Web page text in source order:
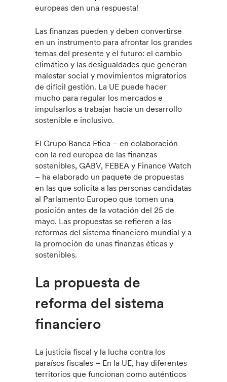
europeas den una respuesta!
Las finanzas pueden y deben convertirse
en un instrumento para afrontar los grandes
temas del presente y el futuro: el cambio
climático y las desigualdades que generan
malestar social y movimientos migratorios
de difícil gestión. La UE puede hacer
mucho para regular los mercados e
impulsarlos a trabajar hacia un desarrollo
sostenible e inclusivo.
El Grupo Banca Etica – en colaboración
con la red europea de las finanzas
sostenibles, GABV, FEBEA y Finance Watch
– ha elaborado un paquete de propuestas
en las que solicita a las personas candidatas
al Parlamento Europeo que tomen una
posición antes de la votación del 25 de
mayo. Las propuestas se refieren a las
reformas del sistema financiero mundial y a
la promoción de unas finanzas éticas y
sostenibles.
La propuesta de
reforma del sistema
financiero
La justicia fiscal y la lucha contra los
paraísos fiscales – En la UE, hay diferentes
territorios que funcionan como auténticos